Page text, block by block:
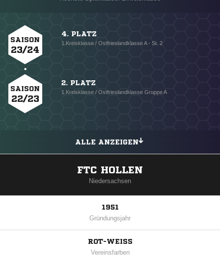
SAISON
23/24
4. PLATZ
1.Kreisklasse / Ostfrieslandklasse A - St. 2
SAISON
22/23
2. PLATZ
1.Kreisklasse / Ostfrieslandklasse Gruppe A
ALLE ANZEIGEN
FTC HOLLEN
Niedersachsen
1951
Gründungsjahr
ROT-WEISS
Vereinsfarben